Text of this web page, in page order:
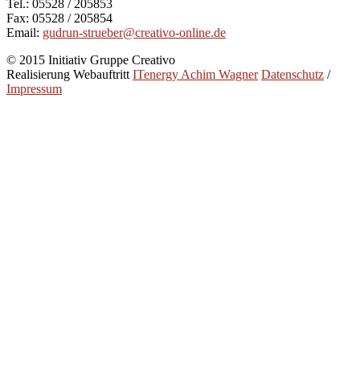
Tel.: 05528 / 205853
Fax: 05528 / 205854
Email: gudrun-strueber@creativo-online.de
© 2015 Initiativ Gruppe Creativo
Realisierung Webauftritt ITenergy Achim Wagner Datenschutz /
Impressum